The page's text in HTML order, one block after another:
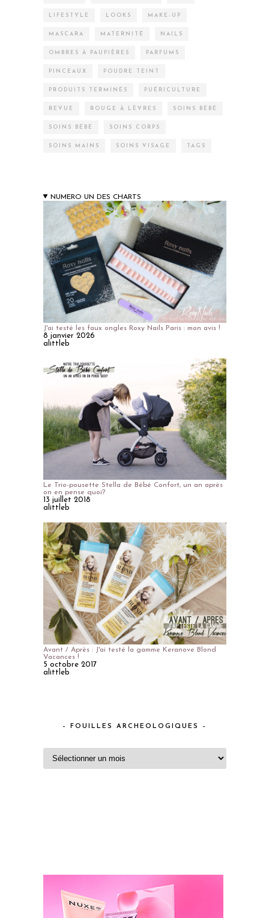
LIFESTYLE LOOKS MAKE-UP
MASCARA MATERNITÉ NAILS
OMBRES À PAUPIÈRES PARFUMS
PINCEAUX POUDRE TEINT
PRODUITS TERMINÉS PUÉRICULTURE
REVUE ROUGE À LÈVRES SOINS BÉBÉ
SOINS BÉBÉ SOINS CORPS
SOINS MAINS SOINS VISAGE TAGS
NUMERO UN DES CHARTS
J'ai testé les faux ongles Roxy Nails Paris : mon avis !
8 janvier 2026
alittleb
Le Trio-pousette Stella de Bébé Confort, un an après
on en pense quoi?
13 juillet 2018
alittleb
Avant / Après : J'ai testé la gamme Keranove Blond
Vacances !
5 octobre 2017
alittleb
– FOUILLES ARCHEOLOGIQUES –